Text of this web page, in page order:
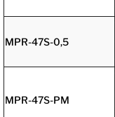
MPR-47S-0,5
MPR-47S-PM